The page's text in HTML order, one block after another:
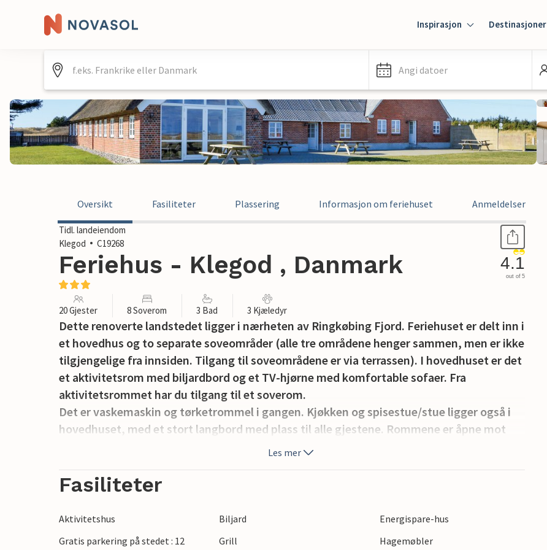
Inspirasjon Destinasjoner
Angi datoer
Oversikt Fasiliteter Plassering Informasjon om feriehuset Anmeldelser
Tidl. landeiendom
Klegod
C19268
Feriehus - Klegod , Danmark 4.1
out of 5
20 Gjester 8 Soverom 3 Bad 3 Kjæledyr
Dette renoverte landstedet ligger i nærheten av Ringkøbing Fjord. Feriehuset er delt inn i
et hovedhus og to separate soveområder (alle tre områdene henger sammen, men er ikke
tilgjengelige fra innsiden. Tilgang til soveområdene er via terrassen). I hovedhuset er det
et aktivitetsrom med biljardbord og et TV-hjørne med komfortable sofaer. Fra
aktivitetsrommet har du tilgang til et soverom.
Det er vaskemaskin og tørketrommel i gangen. Kjøkken og spisestue/stue ligger også i
hovedhuset, med et stort langbord med plass til alle gjestene. Rommene er åpne mot
takryggen, noe som gir deg et fantastisk lyst og åpent rom. Ved gavlen er det store
ned til Ringkøbing Fjord - her kan du oppleve noen fantastiske soloppganger. I
har to stekeovner, et stort kjøleskap og en fryser, så her er det plass til flere kokker
Les mer
Fasiliteter
Aktivitetshus Biljard
Energispare-hus
Gratis parkering på stedet : 12
Grill Hagemøbler